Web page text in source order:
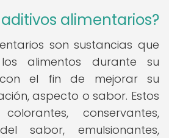
alimentarios?
son sustancias que
alimentos durante su
con el fin de mejorar su
aspecto o sabor. Estos
conservantes,
sabor, emulsionantes,